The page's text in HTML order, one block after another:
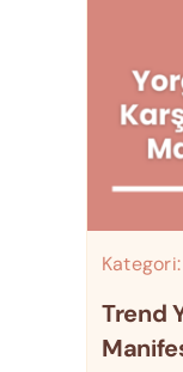
Kategori:
Trend